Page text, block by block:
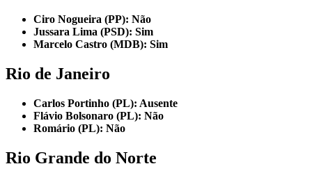
Ciro Nogueira (PP): Não
Jussara Lima (PSD): Sim
Marcelo Castro (MDB): Sim
Rio de Janeiro
Carlos Portinho (PL): Ausente
Flávio Bolsonaro (PL): Não
Romário (PL): Não
Rio Grande do Norte